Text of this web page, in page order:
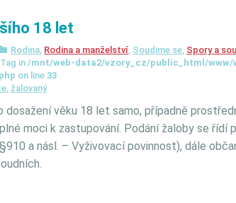
18 let
Rodina, Rodina a manželství, Soudime se, Spory a
in/mnt/web-data2/vzory_cz/public_html/www/
on line 33
, žalovaný
dosažení věku 18 let samo, případně
moci k zastupování. Podání žaloby se řídí
a násl. – Vyživovací povinnost), dále